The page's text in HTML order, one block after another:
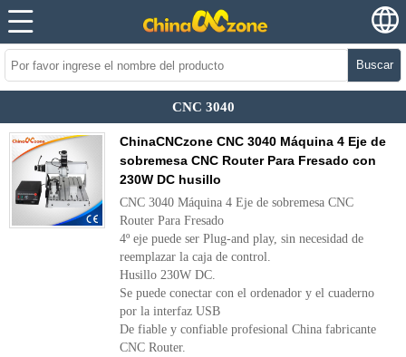
Buscar
CNC 3040
ChinaCNCzone CNC 3040 Máquina 4 Eje de
sobremesa CNC Router Para Fresado con
230W DC husillo
CNC 3040 Máquina 4 Eje de sobremesa CNC
Router Para Fresado
4º eje puede ser Plug-and play, sin necesidad de
reemplazar la caja de control.
Husillo 230W DC.
Se puede conectar con el ordenador y el cuaderno
por la interfaz USB
De fiable y confiable profesional China fabricante
CNC Router.